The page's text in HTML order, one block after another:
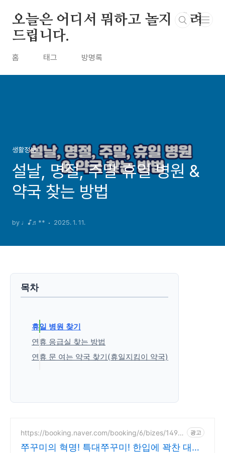
오늘은 어디서 뭐하고 놀지 알려
드립니다.
홈 태그 방명록
생활정보
설날, 명절, 주말 휴일 병원 &
약국 찾는 방법
by ♩♪♬** 2025. 1. 11.
목차
휴일 병원 찾기
연휴 응급실 찾는 방법
연휴 문 여는 약국 찾기(휴일지킴이 약국)
https://booking.naver.com/booking/6/bizes/1494
광고
쭈꾸미의 혁명! 특대쭈꾸미! 한입에 꽉찬 대왕